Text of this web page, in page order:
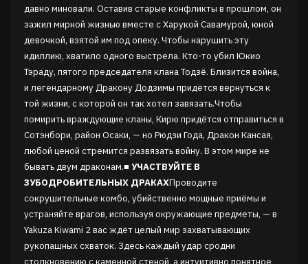
давно миновали. Оставив старые конфликты в прошлом, он
зажил мирной жизнью вместе с Харукой Савамурой, юной
девочкой, взятой им под опеку. Чтобы нарушить эту
идиллию, хватило одного выстрела. Кто-то убил Юкио
Тэраду, пятого председателя клана Тодзё. Близится война,
и легендарному Дракону Додзимы придётся вернуться к
той жизни, с которой он так хотел завязать.Чтобы
помирить враждующие кланы, Кирю придётся отправиться в
Сотэнбори, район Осаки, — но Рюдзи Года, Дракон Кансая,
любой ценой стремится развязать войну. В этом мире не
бывать двум драконам.■ УЧАСТВУЙТЕ В
ЗУБОДРОБИТЕЛЬНЫХ ДРАКАХПроводите
сокрушительные комбо, убийственно мощные приёмы и
устраняйте врагов, используя окружающие предметы, — в
Yakuza Kiwami 2 вас ждёт целый мир захватывающих
рукопашных схваток. Здесь каждый удар сродни
столкновению с каменной стеной, а интуитивно понятное